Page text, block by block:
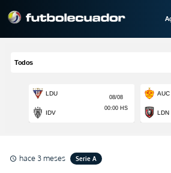
schedule hace 3 meses Serie A